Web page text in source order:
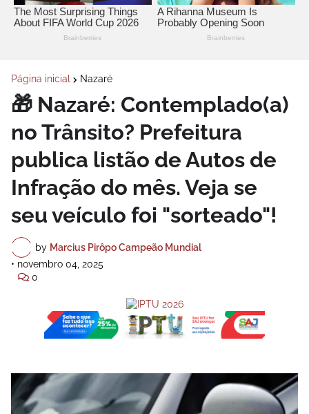
Página inicial Nazaré
​🎁 Nazaré: Contemplado(a)
no Trânsito? Prefeitura
publica listão de Autos de
Infração do mês. Veja se
seu veículo foi "sorteado"!
by Marcius Pirôpo Campeão Mundial
• novembro 04, 2025
0